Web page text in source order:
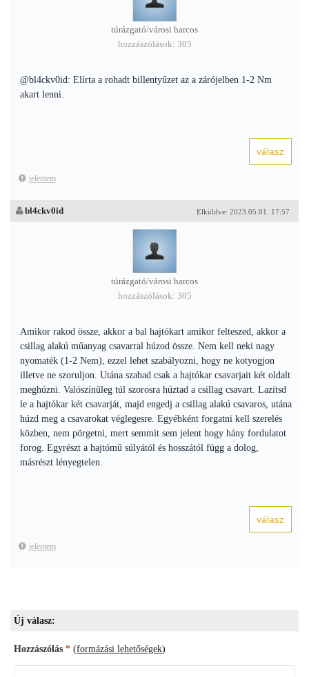
túrázgató/városi harcos
hozzászólások: 305
@bl4ckv0id: Elírta a rohadt billentyűzet az a zárójelben 1-2 Nm
akart lenni.
jelentem
Elküldve: 2023.05.01. 17:57
bl4ckv0id
túrázgató/városi harcos
hozzászólások: 305
Amikor rakod össze, akkor a bal hajtókart amikor felteszed, akkor a
csillag alakú műanyag csavarral húzod össze. Nem kell neki nagy
nyomaték (1-2 Nem), ezzel lehet szabályozni, hogy ne kotyogjon
illetve ne szoruljon. Utána szabad csak a hajtókar csavarjait két oldalt
meghúzni. Valószínűleg túl szorosra húztad a csillag csavart. Lazítsd
le a hajtókar két csavarját, majd engedj a csillag alakú csavaros, utána
húzd meg a csavarokat véglegesre. Egyébként forgatni kell szerelés
közben, nem pörgetni, mert semmit sem jelent hogy hány fordulatot
forog. Egyrészt a hajtómű súlyától és hosszától függ a dolog,
másrészt lényegtelen.
jelentem
Új válasz:
Hozzászólás * (formázási lehetőségek)